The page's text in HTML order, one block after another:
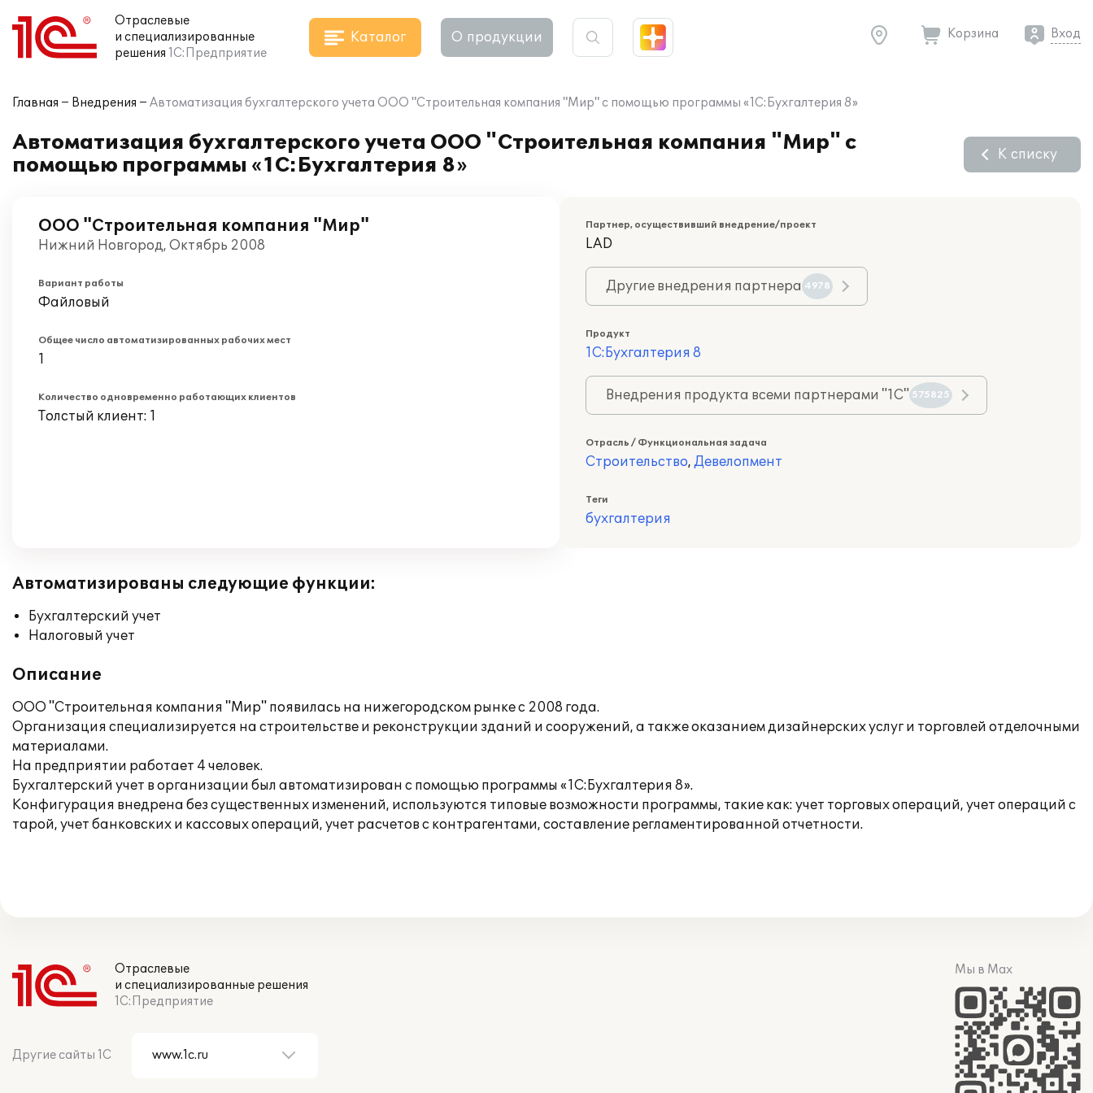
Отраслевые
и специализированные
решения 1С:Предприятие
Каталог О продукции Корзина Вход
Главная Внедрения Автоматизация бухгалтерского учета ООО "Строительная компания "Мир" с помощью программы «1C:Бухгалтерия 8»
Автоматизация бухгалтерского учета ООО "Строительная компания "Мир" с
помощью программы «1C:Бухгалтерия 8»
К списку
ООО "Строительная компания "Мир"
Нижний Новгород, Октябрь 2008
Вариант работы
Файловый
Общее число автоматизированных рабочих мест
1
Количество одновременно работающих клиентов
Толстый клиент: 1
Партнер, осуществивший внедрение/проект
LAD
Другие внедрения партнера 4978
Продукт
1С:Бухгалтерия 8
Внедрения продукта всеми партнерами "1С" 575825
Отрасль / Функциональная задача
Строительство, Девелопмент
Теги
бухгалтерия
Автоматизированы следующие функции:
Бухгалтерский учет
Налоговый учет
Описание
ООО "Строительная компания "Мир" появилась на нижегородском рынке с 2008 года.
Организация специализируется на строительстве и реконструкции зданий и сооружений, а также оказанием дизайнерских услуг и торговлей отделочными
материалами.
На предприятии работает 4 человек.
Бухгалтерский учет в организации был автоматизирован с помощью программы «1C:Бухгалтерия 8».
Конфигурация внедрена без существенных изменений, используются типовые возможности программы, такие как: учет торговых операций, учет операций с
тарой, учет банковских и кассовых операций, учет расчетов с контрагентами, составление регламентированной отчетности.
Отраслевые
и специализированные решения
1С:Предприятие
Другие сайты 1С
Мы в Max